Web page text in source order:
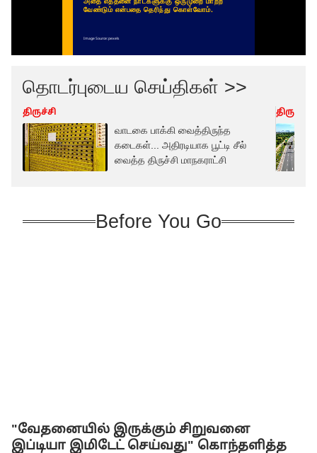
தொடர்புடைய செய்திகள் >>
திருச்சி
வாடகை பாக்கி வைத்திருந்த
கடைகள்... அதிரடியாக பூட்டி சீல்
வைத்த திருச்சி மாநகராட்சி
திருச்சி
Before You Go
"வேதனையில் இருக்கும் சிறுவனை
இப்டியா இமிடேட் செய்வது" கொந்தளித்த